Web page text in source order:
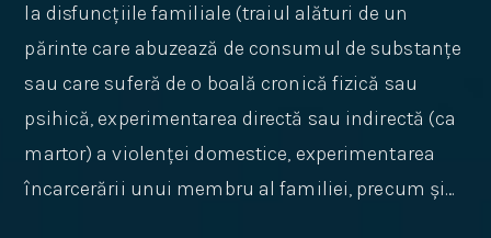
la disfuncțiile familiale (traiul alături de un
părinte care abuzează de consumul de substanțe
sau care suferă de o boală cronică fizică sau
psihică, experimentarea directă sau indirectă (ca
martor) a violenței domestice, experimentarea
încarcerării unui membru al familiei, precum și…